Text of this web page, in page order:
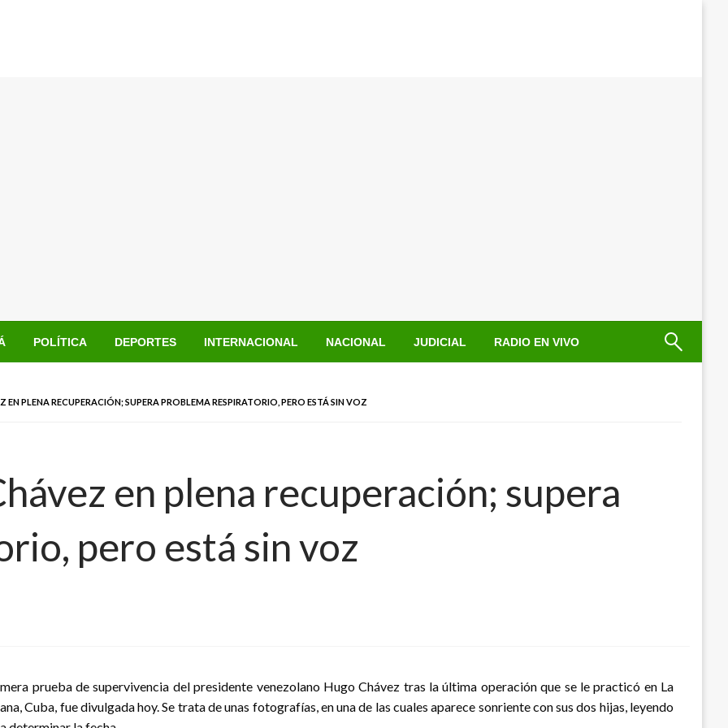
POLÍTICA DEPORTES INTERNACIONAL NACIONAL JUDICIAL RADIO EN VIVO
EN PLENA RECUPERACIÓN; SUPERA PROBLEMA RESPIRATORIO, PERO ESTÁ SIN VOZ
en plena recuperación; supera
pero está sin voz
prueba de supervivencia del presidente venezolano Hugo Chávez tras la última operación que se le practicó en La
Cuba, fue divulgada hoy. Se trata de unas fotografías, en una de las cuales aparece sonriente con sus dos hijas, leyendo